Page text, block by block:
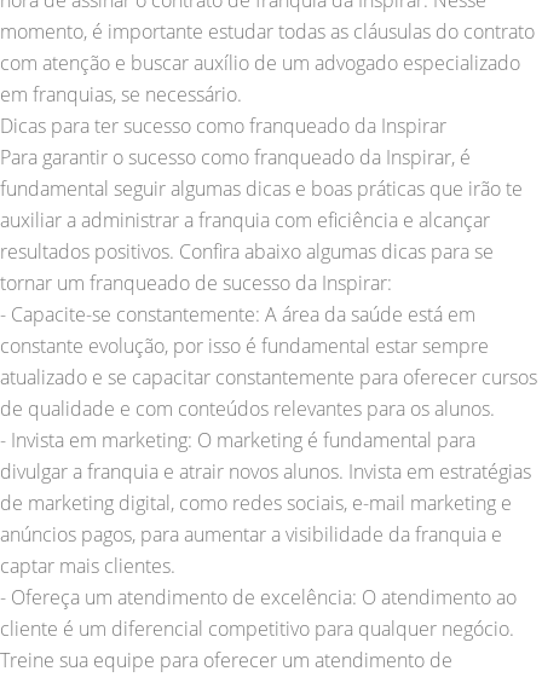
momento, é importante estudar todas as cláusulas do contrato
com atenção e buscar auxílio de um advogado especializado
em franquias, se necessário.
Dicas para ter sucesso como franqueado da Inspirar
Para garantir o sucesso como franqueado da Inspirar, é
fundamental seguir algumas dicas e boas práticas que irão te
auxiliar a administrar a franquia com eficiência e alcançar
resultados positivos. Confira abaixo algumas dicas para se
tornar um franqueado de sucesso da Inspirar:
- Capacite-se constantemente: A área da saúde está em
constante evolução, por isso é fundamental estar sempre
atualizado e se capacitar constantemente para oferecer cursos
de qualidade e com conteúdos relevantes para os alunos.
- Invista em marketing: O marketing é fundamental para
divulgar a franquia e atrair novos alunos. Invista em estratégias
de marketing digital, como redes sociais, e-mail marketing e
anúncios pagos, para aumentar a visibilidade da franquia e
captar mais clientes.
- Ofereça um atendimento de excelência: O atendimento ao
cliente é um diferencial competitivo para qualquer negócio.
Treine sua equipe para oferecer um atendimento de